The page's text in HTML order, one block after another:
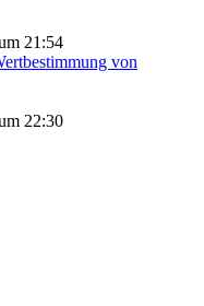
21:54
von
22:30